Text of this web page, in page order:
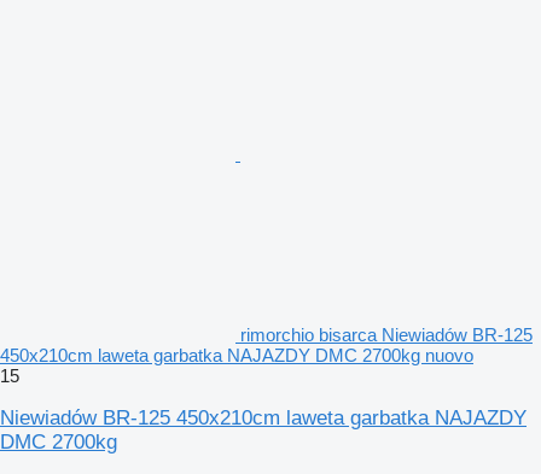
rimorchio bisarca Niewiadów BR-125
450x210cm laweta garbatka NAJAZDY DMC 2700kg nuovo
15
Niewiadów BR-125 450x210cm laweta garbatka NAJAZDY
DMC 2700kg